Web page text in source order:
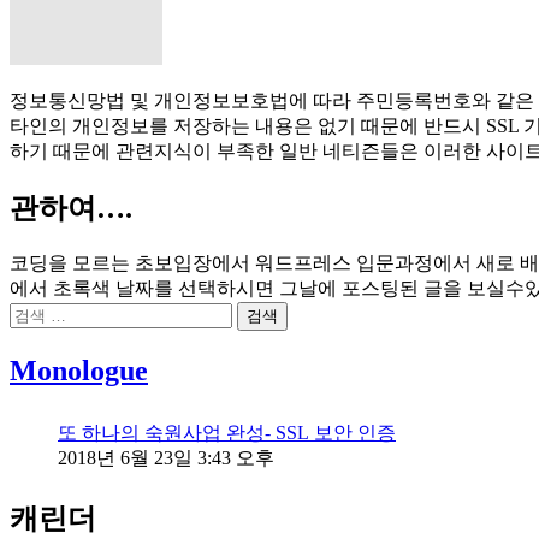
정보통신망법 및 개인정보보호법에 따라 주민등록번호와 같
타인의 개인정보를 저장하는 내용은 없기 때문에 반드시 SSL
하기 때문에 관련지식이 부족한 일반 네티즌들은 이러한 사
관하여….
코딩을 모르는 초보입장에서 워드프레스 입문과정에서 새로
에서 초록색 날짜를 선택하시면 그날에 포스팅된 글을 보실수
검
Monologue
또 하나의 숙원사업 완성- SSL 보안 인증
2018년 6월 23일 3:43 오후
캐린더